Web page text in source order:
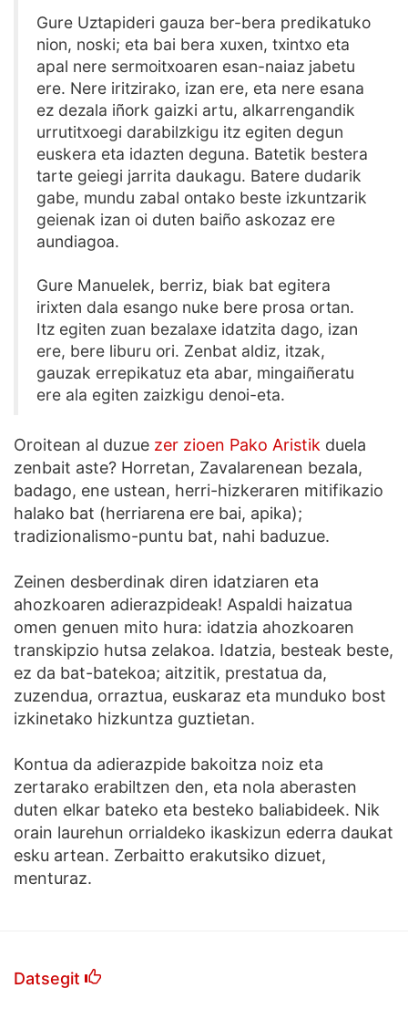
Gure Uztapideri gauza ber-bera predikatuko
nion, noski; eta bai bera xuxen, txintxo eta
apal nere sermoitxoaren esan-naiaz jabetu
ere. Nere iritzirako, izan ere, eta nere esana
ez dezala iñork gaizki artu, alkarrengandik
urrutitxoegi darabilzkigu itz egiten degun
euskera eta idazten deguna. Batetik bestera
tarte geiegi jarrita daukagu. Batere dudarik
gabe, mundu zabal ontako beste izkuntzarik
geienak izan oi duten baiño askozaz ere
aundiagoa.
Gure Manuelek, berriz, biak bat egitera
irixten dala esango nuke bere prosa ortan.
Itz egiten zuan bezalaxe idatzita dago, izan
ere, bere liburu ori. Zenbat aldiz, itzak,
gauzak errepikatuz eta abar, mingaiñeratu
ere ala egiten zaizkigu denoi-eta.
Oroitean al duzue zer zioen Pako Aristik duela
zenbait aste? Horretan, Zavalarenean bezala,
badago, ene ustean, herri-hizkeraren mitifikazio
halako bat (herriarena ere bai, apika);
tradizionalismo-puntu bat, nahi baduzue.
Zeinen desberdinak diren idatziaren eta
ahozkoaren adierazpideak! Aspaldi haizatua
omen genuen mito hura: idatzia ahozkoaren
transkipzio hutsa zelakoa. Idatzia, besteak beste,
ez da bat-batekoa; aitzitik, prestatua da,
zuzendua, orraztua, euskaraz eta munduko bost
izkinetako hizkuntza guztietan.
Kontua da adierazpide bakoitza noiz eta
zertarako erabiltzen den, eta nola aberasten
duten elkar bateko eta besteko baliabideek. Nik
orain laurehun orrialdeko ikaskizun ederra daukat
esku artean. Zerbaitto erakutsiko dizuet,
menturaz.
Datsegit